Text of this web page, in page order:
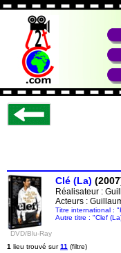
DVD/Blu-Ray
Clé (La)
Réalisateur :
Acteurs :
Titre international :
Autre titre : "Clef
1 lieu trouvé sur11 (filtre)